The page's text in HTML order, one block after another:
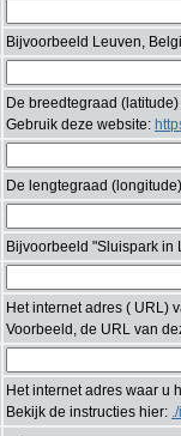
Bijvoorbeeld Leuven,
De breedtegraad
Gebruik deze website:
De lengtegraad
Bijvoorbeeld "Sluispark in
Het internet adres ( URL)
Voorbeeld, de URL van
Het internet adres waar u
Bekijk de instructies hier: